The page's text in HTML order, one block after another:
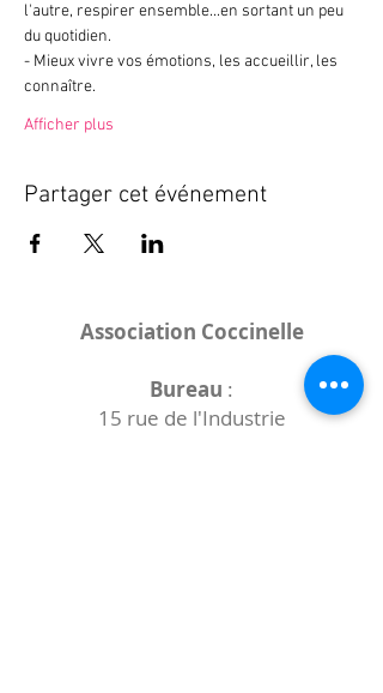
l'autre, respirer ensemble...en sortant un peu
du quotidien.
- Mieux vivre vos émotions, les accueillir, les
connaître.
Afficher plus
Partager cet événement
Association Coccinelle
Bureau :
15 rue de l'Industrie